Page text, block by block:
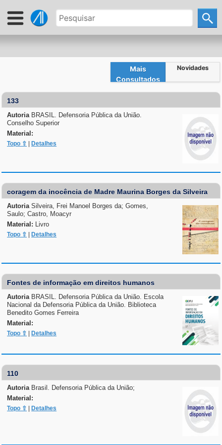
Mais
Consultados
Novidades
133
Autoria BRASIL. Defensoria Pública da União.
Conselho Superior
Material:
Topo ⇧ Detalhes
coragem da inocência de Madre Maurina Borges da Silveira
AutoriaSilveira, Frei Manoel Borges da; Gomes,
Saulo; Castro, Moacyr
Material:
Livro
Topo ⇧ Detalhes
Fontes de informação em direitos humanos
Autoria BRASIL. Defensoria Pública da União. Escola
Nacional da Defensoria Pública da União. Biblioteca
Benedito Gomes Ferreira
Material:
Topo ⇧ Detalhes
110
Autoria Brasil. Defensoria Pública da União;
Material:
Topo ⇧ Detalhes